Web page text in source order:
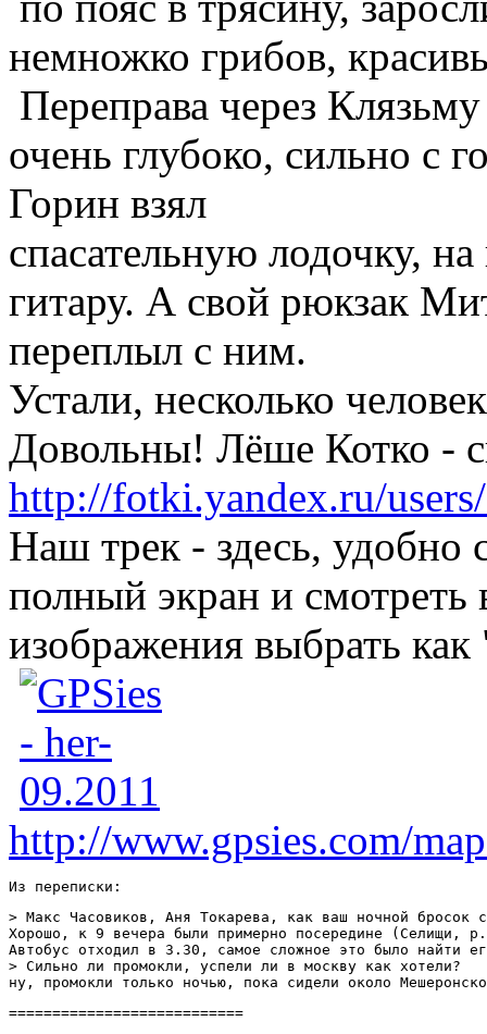
немножко грибов,
Переправа через Клязьму
очень глубоко, сильно с
Горин взял
спасательную лодочку,
гитару. А свой рюкзак
переплыл с ним.
Устали, несколько
Довольны! Лёше Котко -
http://fotki.yandex.ru/
Наш трек - здесь, удобно
полный экран и
изображения выбрать
http://www.gpsies.com/
Из переписки:
> Макс Часовиков, Аня Токарева, как ваш ночной бросок
Хорошо, к 9 вечера были примерно посередине
Автобус отходил в 3.30, самое сложное это было найти
> Сильно ли промокли, успели ли в москву как хотели?
ну, промокли только ночью, пока сидели около
===========================